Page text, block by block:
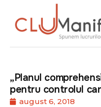
„Planul
pentru controlul
august 6, 2018